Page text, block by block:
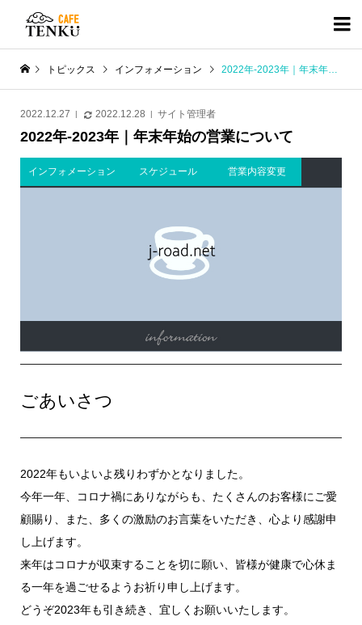

トピックス インフォメーション 2022年-2023年｜年末年始の営業について
2022.12.27 2022.12.28 サイト管理者
2022年-2023年｜年末年始の営業について
インフォメーション スケジュール 営業内容変更
ごあいさつ
2022年もいよいよ残りわずかとなりました。
今年一年、コロナ禍にありながらも、たくさんのお客様にご愛
顧賜り、また、多くの激励のお言葉をいただき、心より感謝申
し上げます。
来年はコロナが収束することを切に願い、皆様が健康で心休ま
る一年を過ごせるようお祈り申し上げます。
どうぞ2023年も引き続き、宜しくお願いいたします。